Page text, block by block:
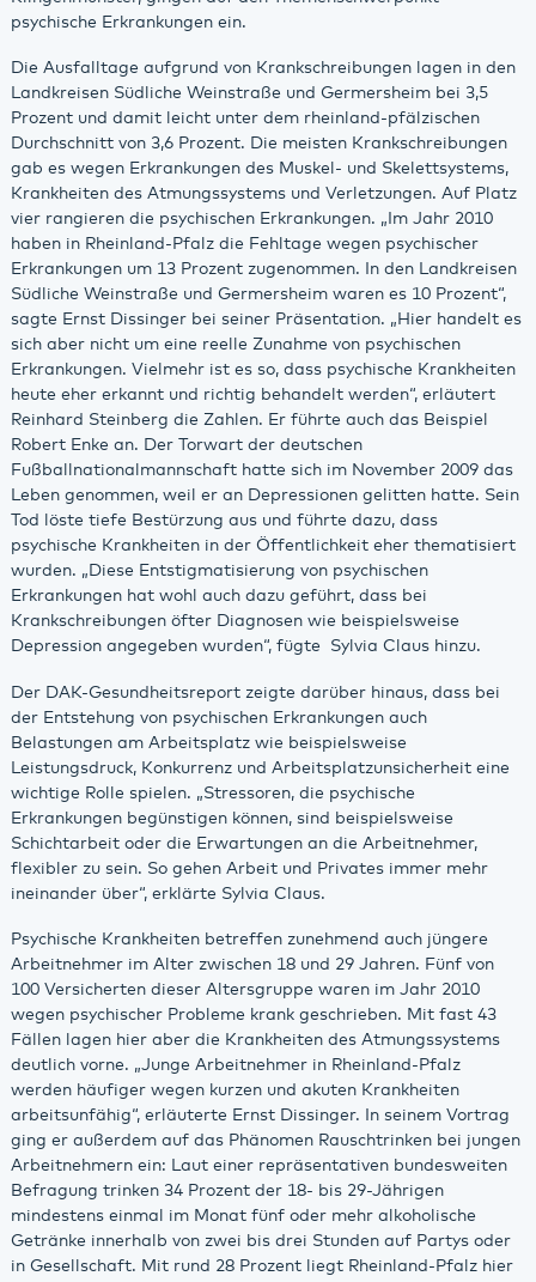
psychische Erkrankungen ein.
Die Ausfalltage aufgrund von Krankschreibungen lagen in den
Landkreisen Südliche Weinstraße und Germersheim bei 3,5
Prozent und damit leicht unter dem rheinland-pfälzischen
Durchschnitt von 3,6 Prozent. Die meisten Krankschreibungen
gab es wegen Erkrankungen des Muskel- und Skelettsystems,
Krankheiten des Atmungssystems und Verletzungen. Auf Platz
vier rangieren die psychischen Erkrankungen. „Im Jahr 2010
haben in Rheinland-Pfalz die Fehltage wegen psychischer
Erkrankungen um 13 Prozent zugenommen. In den Landkreisen
Südliche Weinstraße und Germersheim waren es 10 Prozent“,
sagte Ernst Dissinger bei seiner Präsentation. „Hier handelt es
sich aber nicht um eine reelle Zunahme von psychischen
Erkrankungen. Vielmehr ist es so, dass psychische Krankheiten
heute eher erkannt und richtig behandelt werden“, erläutert
Reinhard Steinberg die Zahlen. Er führte auch das Beispiel
Robert Enke an. Der Torwart der deutschen
Fußballnationalmannschaft hatte sich im November 2009 das
Leben genommen, weil er an Depressionen gelitten hatte. Sein
Tod löste tiefe Bestürzung aus und führte dazu, dass
psychische Krankheiten in der Öffentlichkeit eher thematisiert
wurden. „Diese Entstigmatisierung von psychischen
Erkrankungen hat wohl auch dazu geführt, dass bei
Krankschreibungen öfter Diagnosen wie beispielsweise
Depression angegeben wurden“, fügte Sylvia Claus hinzu.
Der DAK-Gesundheitsreport zeigte darüber hinaus, dass bei
der Entstehung von psychischen Erkrankungen auch
Belastungen am Arbeitsplatz wie beispielsweise
Leistungsdruck, Konkurrenz und Arbeitsplatzunsicherheit eine
wichtige Rolle spielen. „Stressoren, die psychische
Erkrankungen begünstigen können, sind beispielsweise
Schichtarbeit oder die Erwartungen an die Arbeitnehmer,
flexibler zu sein. So gehen Arbeit und Privates immer mehr
ineinander über“, erklärte Sylvia Claus.
Psychische Krankheiten betreffen zunehmend auch jüngere
Arbeitnehmer im Alter zwischen 18 und 29 Jahren. Fünf von
100 Versicherten dieser Altersgruppe waren im Jahr 2010
wegen psychischer Probleme krank geschrieben. Mit fast 43
Fällen lagen hier aber die Krankheiten des Atmungssystems
deutlich vorne. „Junge Arbeitnehmer in Rheinland-Pfalz
werden häufiger wegen kurzen und akuten Krankheiten
arbeitsunfähig“, erläuterte Ernst Dissinger. In seinem Vortrag
ging er außerdem auf das Phänomen Rauschtrinken bei jungen
Arbeitnehmern ein: Laut einer repräsentativen bundesweiten
Befragung trinken 34 Prozent der 18- bis 29-Jährigen
mindestens einmal im Monat fünf oder mehr alkoholische
Getränke innerhalb von zwei bis drei Stunden auf Partys oder
in Gesellschaft. Mit rund 28 Prozent liegt Rheinland-Pfalz hier